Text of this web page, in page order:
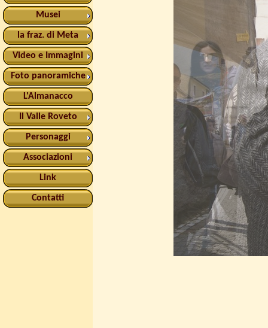
Musei
la fraz. di Meta
Video e Immagini
Foto panoramiche
L'Almanacco
Il Valle Roveto
Personaggi
Associazioni
Link
Contatti